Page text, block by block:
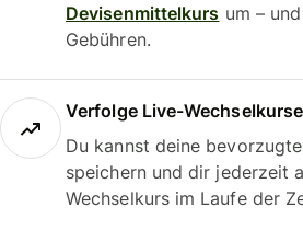
Devisenmittelkurs um –
Gebühren.
Verfolge Live-Wechselkurse
Du kannst deine
speichern und dir jederzeit
Wechselkurs im Laufe der